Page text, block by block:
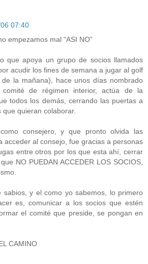
07:40
empezamos mal “ASI NO”
que apoya un grupo de socios llamados
acudir los fines de semana a jugar al golf
la mañana), hace unos días nombrado
comité de régimen interior, actúa de la
todos los demás, cerrando las puertas a
que quieran colaborar.
consejero, y que pronto olvida las
acceder al consejo, fue gracias a personas
entre otros por los que esta ahí, cerrar
NO PUEDAN ACCEDER LOS SOCIOS,
sabios, y el como yo sabemos, lo primero
es, comunicar a los socios que estén
el comité que preside, se pongan en
CAMINO